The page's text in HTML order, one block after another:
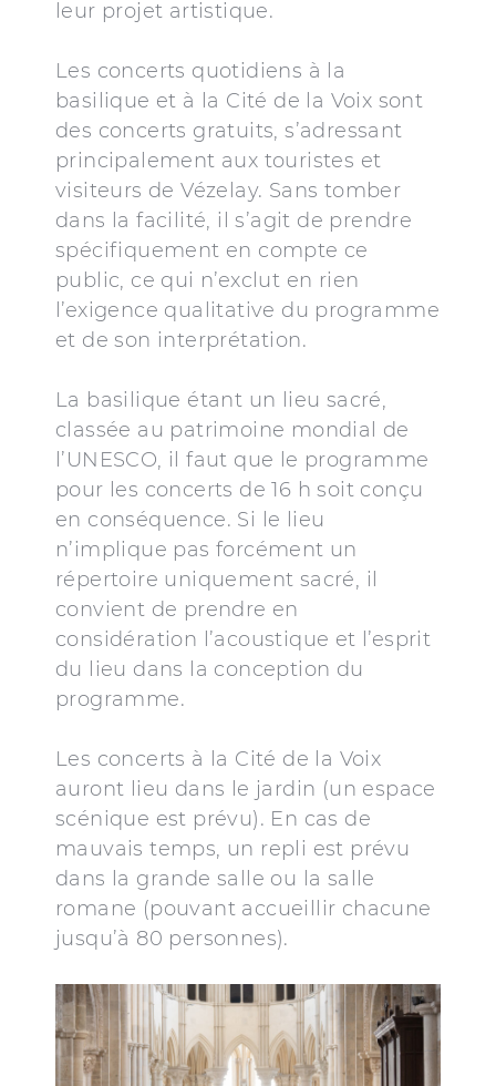
leur projet artistique.
Les concerts quotidiens à la
basilique et à la Cité de la Voix sont
des concerts gratuits, s’adressant
principalement aux touristes et
visiteurs de Vézelay. Sans tomber
dans la facilité, il s’agit de prendre
spécifiquement en compte ce
public, ce qui n’exclut en rien
l’exigence qualitative du programme
et de son interprétation.
La basilique étant un lieu sacré,
classée au patrimoine mondial de
l’UNESCO, il faut que le programme
pour les concerts de 16 h soit conçu
en conséquence. Si le lieu
n’implique pas forcément un
répertoire uniquement sacré, il
convient de prendre en
considération l’acoustique et l’esprit
du lieu dans la conception du
programme.
Les concerts à la Cité de la Voix
auront lieu dans le jardin (un espace
scénique est prévu). En cas de
mauvais temps, un repli est prévu
dans la grande salle ou la salle
romane (pouvant accueillir chacune
jusqu’à 80 personnes).